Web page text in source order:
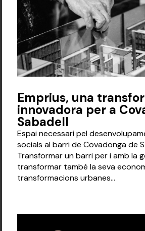
Emprius, una
innovadora per a
Sabadell
Espai necessari pel
socials al barri de Covadonga de
Transformar un barri per i amb la
transformar també la seva
transformacions urbanes...